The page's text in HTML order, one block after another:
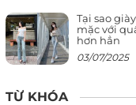
Tại sao
mặc với
hơn hẳn
03/07/2025
TỪ KHÓA